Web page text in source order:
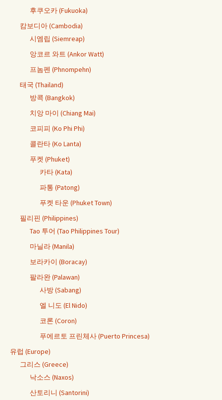
후쿠오카 (Fukuoka)
캄보디아 (Cambodia)
시엠립 (Siemreap)
앙코르 와트 (Ankor Watt)
프놈펜 (Phnompehn)
태국 (Thailand)
방콕 (Bangkok)
치앙 마이 (Chiang Mai)
코피피 (Ko Phi Phi)
콜란타 (Ko Lanta)
푸켓 (Phuket)
카타 (Kata)
파통 (Patong)
푸켓 타운 (Phuket Town)
필리핀 (Philippines)
Tao 투어 (Tao Philippines Tour)
마닐라 (Manila)
보라카이 (Boracay)
팔라완 (Palawan)
사방 (Sabang)
엘 니도 (El Nido)
코론 (Coron)
푸에르토 프린체사 (Puerto Princesa)
유럽 (Europe)
그리스 (Greece)
낙소스 (Naxos)
산토리니 (Santorini)